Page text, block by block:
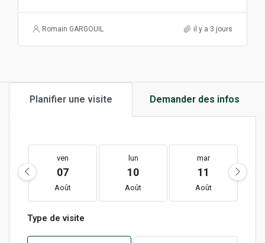
Romain GARGOUIL il y a 3 jours
Planifier une visite Demander des infos
ven
07
Août
lun
10
Août
mar
11
Août
Type de visite